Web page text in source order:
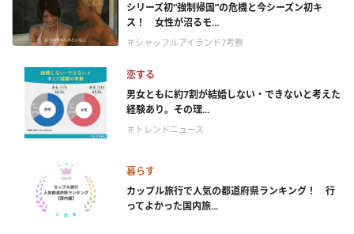
シリーズ初“強制帰国”の危機と今シーズン初キ
ス！ 女性が沼るモ...
＃シャッフルアイランド7考察
恋する
男女ともに約7割が結婚しない・できないと考えた
経験あり。その理...
＃トレンドニュース
暮らす
カップル旅行で人気の都道府県ランキング！ 行
ってよかった国内旅...